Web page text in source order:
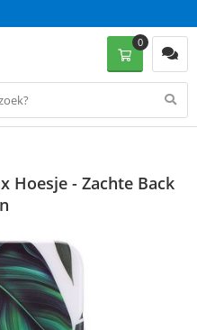
0
Hoesje - Zachte Back